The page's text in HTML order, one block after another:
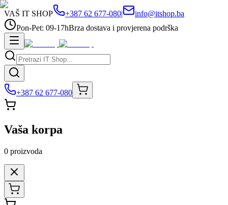
VAŠ IT SHOP +387 62 677-080|
info@itshop.ba
Pon-Pet: 09-17hBrza dostava i provjerena podrška
+387 62 677-080
Vaša korpa
0 proizvoda